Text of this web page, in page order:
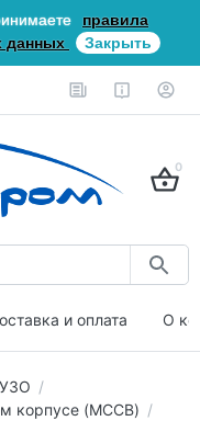
правила
данных
Закрыть
0
и оплата О
корпусе (MCCB)